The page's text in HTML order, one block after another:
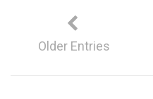
Older Entries